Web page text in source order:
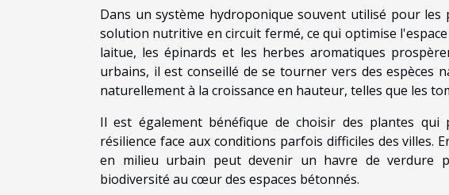
Dans un système hydroponique souvent utilisé pour
solution nutritive en circuit fermé, ce qui optimise
laitue, les épinards et les herbes aromatiques
urbains, il est conseillé de se tourner vers des espèces
naturellement à la croissance en hauteur, telles que les
Il est également bénéfique de choisir des plantes
résilience face aux conditions parfois difficiles des villes.
en milieu urbain peut devenir un havre de verdure
biodiversité au cœur des espaces bétonnés.